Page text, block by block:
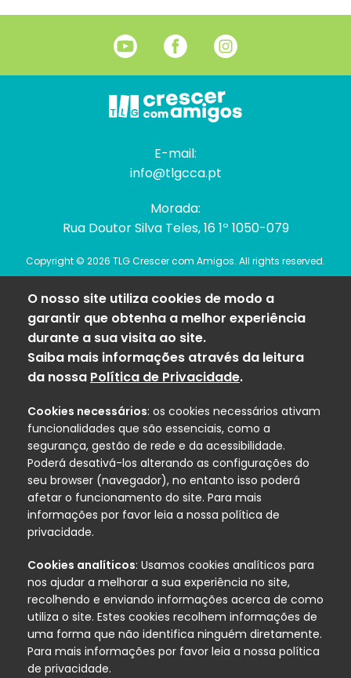
E-mail:
info@tlgcca.pt
Morada:
Rua Doutor Silva Teles, 16 1º 1050-079
Copyright © 2026 TLG Crescer com Amigos. All rights reserved.
O nosso site utiliza cookies de modo a
garantir que obtenha a melhor experiência
durante a sua visita ao site.
Saiba mais informações através da leitura
da nossa Política de Privacidade.
Cookies necessários: os cookies necessários ativam
funcionalidades que são essenciais, como a
segurança, gestão de rede e da acessibilidade.
Poderá desativá-los alterando as configurações do
seu browser (navegador), no entanto isso poderá
afetar o funcionamento do site. Para mais
informações por favor leia a nossa política de
privacidade.
Cookies analíticos: Usamos cookies analíticos para
nos ajudar a melhorar a sua experiência no site,
recolhendo e enviando informações acerca de como
utiliza o site. Estes cookies recolhem informações de
uma forma que não identifica ninguém diretamente.
Para mais informações por favor leia a nossa política
de privacidade.